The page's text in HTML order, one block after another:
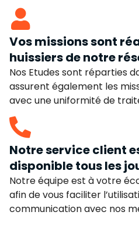
Vos missions sont
huissiers de notre
Nos Etudes sont réparties
assurent également les
avec une uniformité de
Notre service client
disponible tous les
Notre équipe est à votre
afin de vous faciliter
communication avec nos